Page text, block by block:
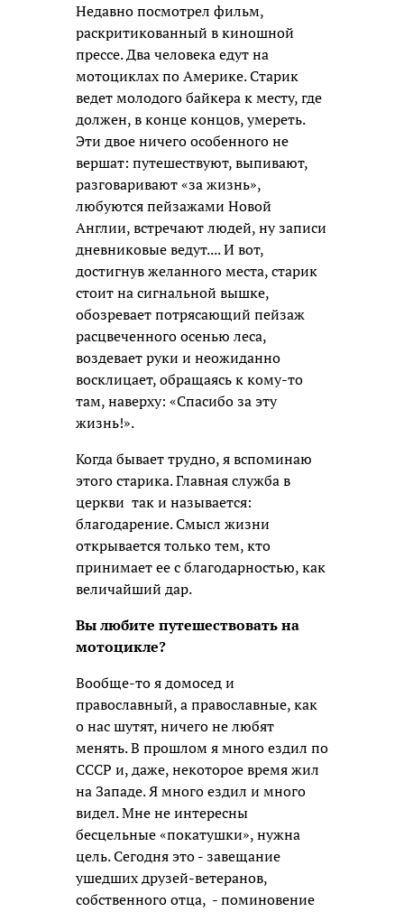
Недавно посмотрел фильм,
раскритикованный в киношной
прессе. Два человека едут на
мотоциклах по Америке. Старик
ведет молодого байкера к месту, где
должен, в конце концов, умереть.
Эти двое ничего особенного не
вершат: путешествуют, выпивают,
разговаривают «за жизнь»,
любуются пейзажами Новой
Англии, встречают людей, ну записи
дневниковые ведут.... И вот,
достигнув желанного места, старик
стоит на сигнальной вышке,
обозревает потрясающий пейзаж
расцвеченного осенью леса,
воздевает руки и неожиданно
восклицает, обращаясь к кому-то
там, наверху: «Спасибо за эту
жизнь!».
Когда бывает трудно, я вспоминаю
этого старика. Главная служба в
церкви так и называется:
благодарение. Смысл жизни
открывается только тем, кто
принимает ее с благодарностью, как
величайший дар.
Вы любите путешествовать на
мотоцикле?
Вообще-то я домосед и
православный, а православные, как
о нас шутят, ничего не любят
менять. В прошлом я много ездил по
СССР и, даже, некоторое время жил
на Западе. Я много ездил и много
видел. Мне не интересны
бесцельные «покатушки», нужна
цель. Сегодня это - завещание
ушедших друзей-ветеранов,
собственного отца, - поминовение